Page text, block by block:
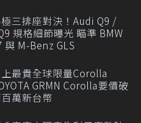
三排座對決！Audi Q9 /
規格細節曝光 瞄準 BMW
與 M-Benz GLS
上最貴全球限量Corolla
GRMN Corolla要價破
萬新台幣